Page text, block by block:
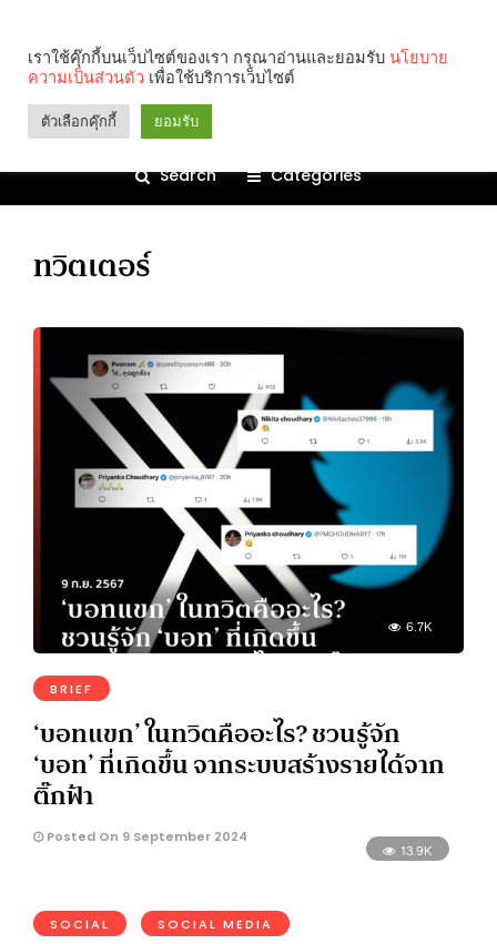
Search Categories
ทวิตเตอร์
6.7K
BRIEF
‘บอทแขก’ ในทวิตคืออะไร? ชวนรู้จัก
‘บอท’ ที่เกิดขึ้น จากระบบสร้างรายได้จาก
ติ๊กฟ้า
Posted On 9 September 2024
13.9K
SOCIAL SOCIAL MEDIA
เราใช้คุ๊กกี้บนเว็บไซต์ของเรา กรุณาอ่านและยอมรับ นโยบาย
ความเป็นส่วนตัว เพื่อใช้บริการเว็บไซต์
ตัวเลือกคุ๊กกี้ ยอมรับ